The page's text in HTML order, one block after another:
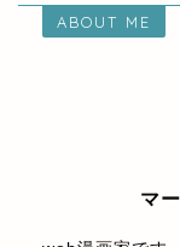
ABOUT ME
マ